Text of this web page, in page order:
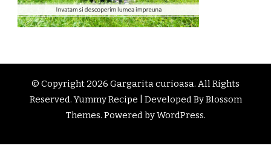
© Copyright 2026 Gargarita curioasa. All Rights
Reserved. Yummy Recipe | Developed ByBlossom
Themes. Powered byWordPress.